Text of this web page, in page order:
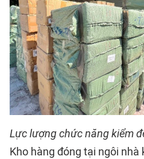
Lực lượng chức năng kiểm
Kho hàng đóng tại ngôi nhà